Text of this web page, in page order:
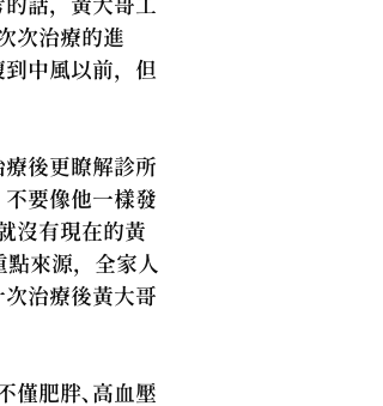
話，黃大哥工
次治療的進
中風以前，但
後更瞭解診所
要像他一樣發
沒有現在的黃
來源，全家人
治療後黃大哥
肥胖、高血壓